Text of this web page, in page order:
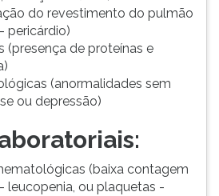
do revestimento do pulmão
pericárdio)
(presença de proteínas e
(anormalidades sem
ou depressão)
(baixa contagem
leucopenia, ou plaquetas -